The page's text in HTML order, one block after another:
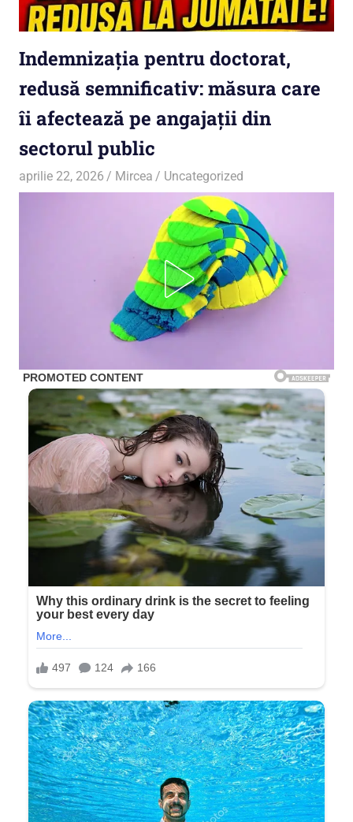
Indemnizația pentru doctorat,
redusă semnificativ: măsura care
îi afectează pe angajații din
sectorul public
aprilie 22, 2026 Mircea Uncategorized